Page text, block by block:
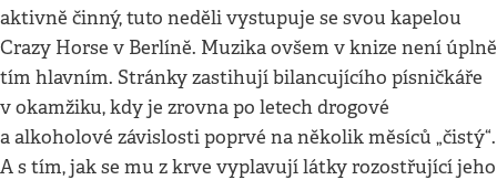
aktivně činný, tuto neděli vystupuje se svou kapelou
Crazy Horse v Berlíně. Muzika ovšem v knize není úplně
tím hlavním. Stránky zastihují bilancujícího písničkáře
v okamžiku, kdy je zrovna po letech drogové
a alkoholové závislosti poprvé na několik měsíců „čistý“.
A s tím, jak se mu z krve vyplavují látky rozostřující jeho